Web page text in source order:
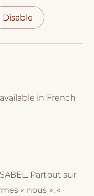
Disable
in French
Partout sur
« nous », «